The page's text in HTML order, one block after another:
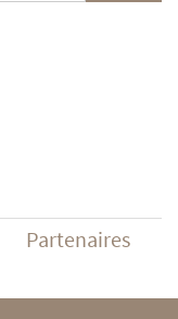
Partenaires